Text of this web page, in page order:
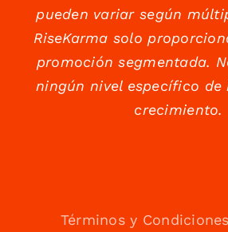
pueden variar según
RiseKarma solo
promoción segmentada.
ningún nivel específico
crecimiento.
Términos y Condiciones